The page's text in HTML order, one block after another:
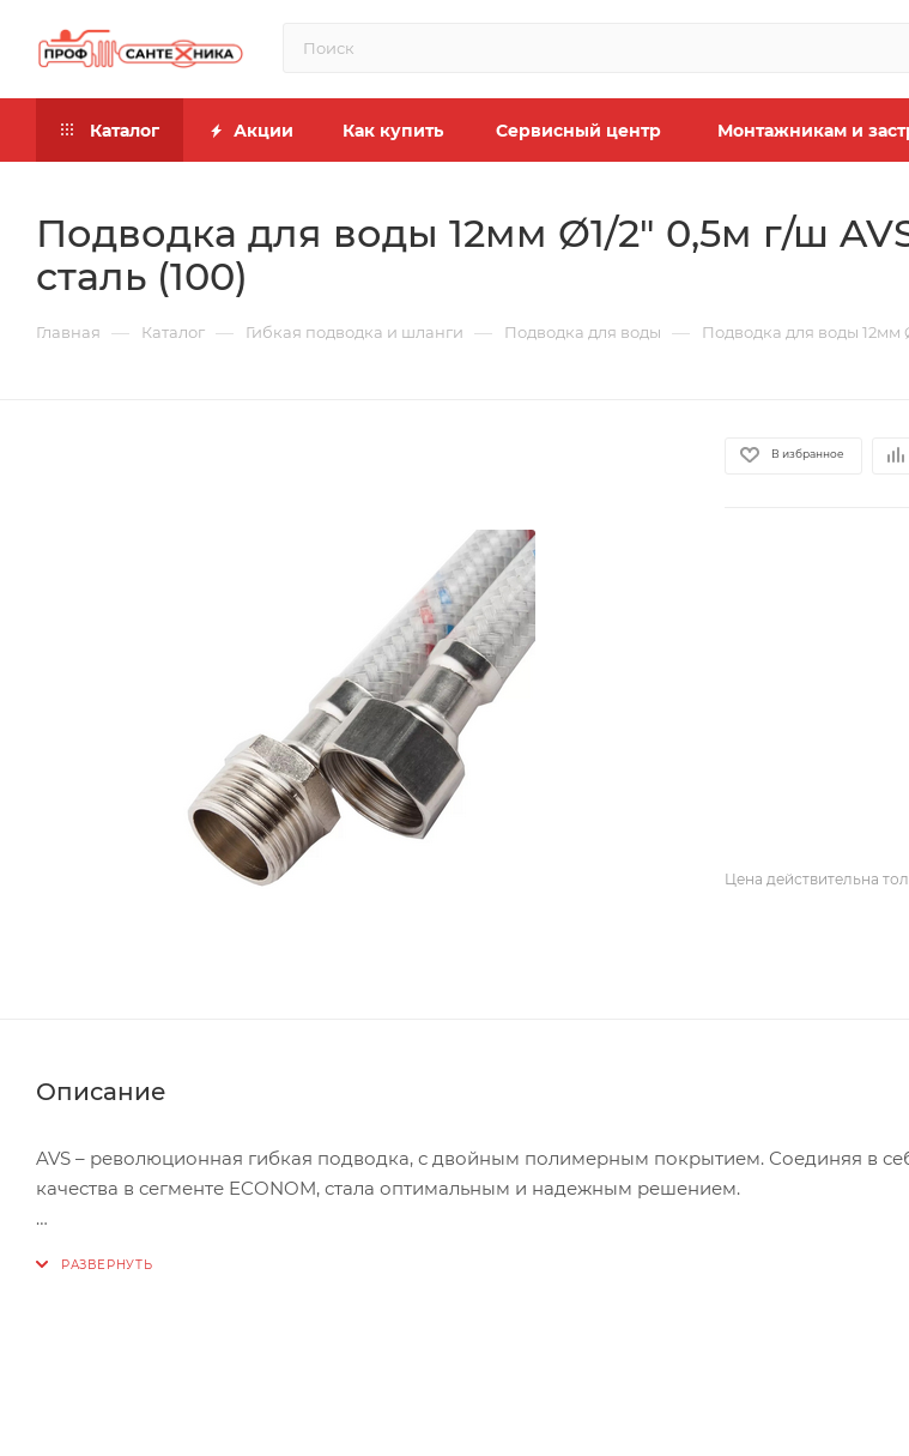
Каталог Акции Как купить Сервисный центр Монтажникам и
Подводка для воды 12мм Ø1/2" 0,5м г/ш
сталь (100)
Главная — Каталог — Гибкая подводка и шланги — Подводка для воды — Подводка для воды 12мм
В избранное
Цена действительна
Описание
AVS – революционная гибкая подводка, с двойным полимерным покрытием. Соединяя в
качества в сегменте ECONOM, стала оптимальным и надежным решением.